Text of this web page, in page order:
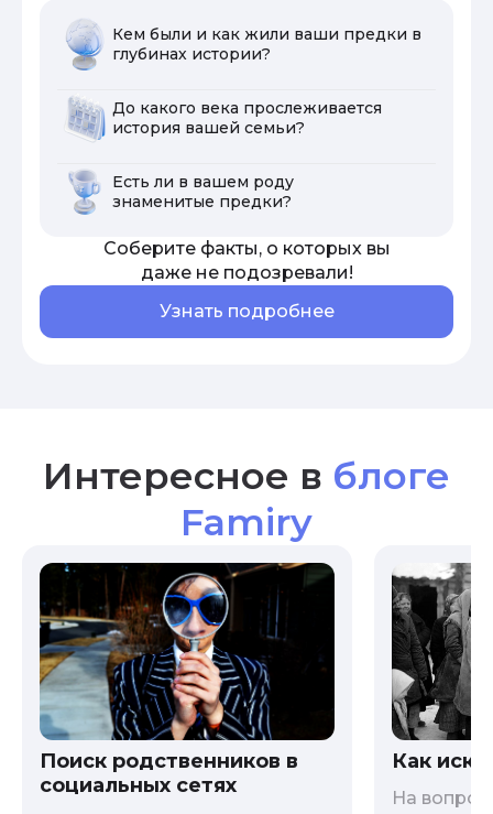
Кем были и как жили ваши предки в
глубинах истории?
До какого века прослеживается
история вашей семьи?
Есть ли в вашем роду
знаменитые предки?
Соберите факты, о которых вы
даже не подозревали!
Узнать подробнее
Интересное в блоге
Famiry
Поиск родственников в
социальных сетях
Как
На вопрос